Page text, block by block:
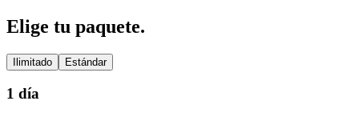
Elige tu paquete.
Ilimitado Estándar
1 día